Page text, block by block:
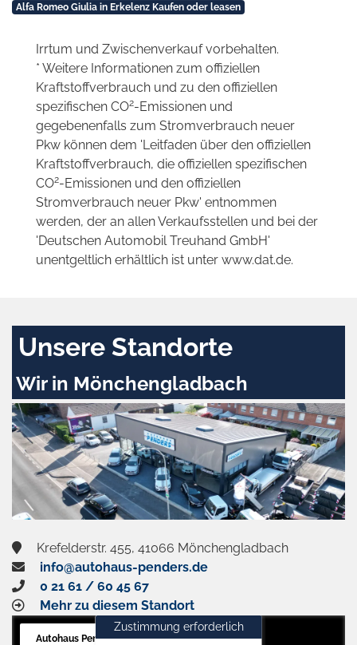
Alfa Romeo Giulia in Erkelenz Kaufen oder leasen
Irrtum und Zwischenverkauf vorbehalten.
* Weitere Informationen zum offiziellen
Kraftstoffverbrauch und zu den offiziellen
spezifischen CO2-Emissionen und
gegebenenfalls zum Stromverbrauch neuer
Pkw können dem 'Leitfaden über den offiziellen
Kraftstoffverbrauch, die offiziellen spezifischen
CO2-Emissionen und den offiziellen
Stromverbrauch neuer Pkw' entnommen
werden, der an allen Verkaufsstellen und bei der
'Deutschen Automobil Treuhand GmbH'
unentgeltlich erhältlich ist unter www.dat.de.
Unsere Standorte
Wir in Mönchengladbach
Krefelderstr. 455, 41066 Mönchengladbach
info@autohaus-penders.de
0 21 61 / 60 45 67
Mehr zu diesem Standort
Autohaus Penders (Verkauf)
Zustimmung erforderlich